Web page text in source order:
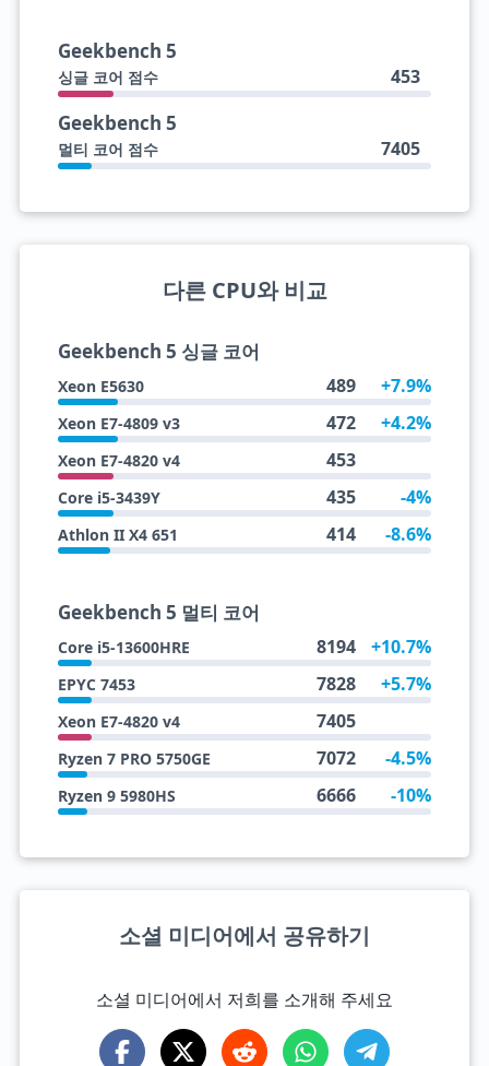
Geekbench 5
싱글 코어 점수 453
Geekbench 5
멀티 코어 점수 7405
다른 CPU와 비교
Geekbench 5 싱글 코어
Xeon E5630 489 +7.9%
Xeon E7-4809 v3 472 +4.2%
Xeon E7-4820 v4 453
Core i5-3439Y 435 -4%
Athlon II X4 651 414 -8.6%
Geekbench 5 멀티 코어
Core i5-13600HRE 8194 +10.7%
EPYC 7453 7828 +5.7%
Xeon E7-4820 v4 7405
Ryzen 7 PRO 5750GE 7072 -4.5%
Ryzen 9 5980HS 6666 -10%
소셜 미디어에서 공유하기
소셜 미디어에서 저희를 소개해 주세요